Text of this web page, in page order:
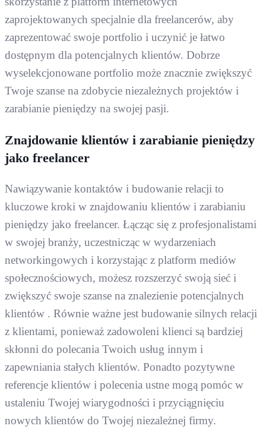
zaprojektowanych specjalnie dla freelancerów, aby
zaprezentować swoje portfolio i uczynić je łatwo
dostępnym dla potencjalnych klientów. Dobrze
wyselekcjonowane portfolio może znacznie zwiększyć
Twoje szanse na zdobycie niezależnych projektów i
zarabianie pieniędzy na swojej pasji.
Znajdowanie klientów i zarabianie pieniędzy
jako freelancer
Nawiązywanie kontaktów i budowanie relacji to
kluczowe kroki w znajdowaniu klientów i zarabianiu
pieniędzy jako freelancer. Łącząc się z profesjonalistami
w swojej branży, uczestnicząc w wydarzeniach
networkingowych i korzystając z platform mediów
społecznościowych, możesz rozszerzyć swoją sieć i
zwiększyć swoje szanse na znalezienie potencjalnych
klientów . Równie ważne jest budowanie silnych relacji
z klientami, ponieważ zadowoleni klienci są bardziej
skłonni do polecania Twoich usług innym i
zapewniania stałych klientów. Ponadto pozytywne
referencje klientów i polecenia ustne mogą pomóc w
ustaleniu Twojej wiarygodności i przyciągnięciu
nowych klientów do Twojej niezależnej firmy.